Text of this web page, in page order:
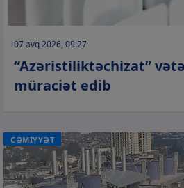
07 avq 2026, 09:27
“Azəristiliktəchizat”
müraciət edib
CƏMİYYƏT